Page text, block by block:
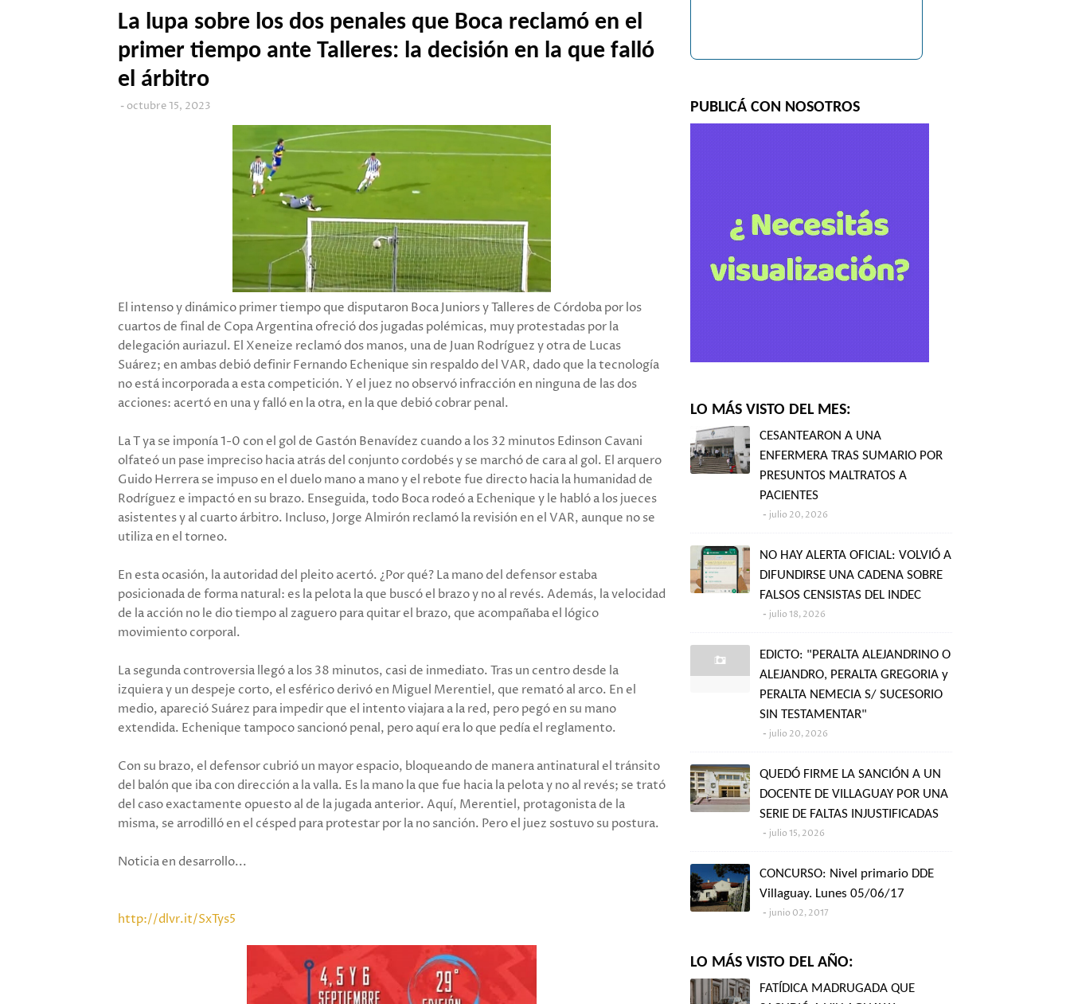
La lupa sobre los dos penales que Boca reclamó en el
primer tiempo ante Talleres: la decisión en la que falló
el árbitro
octubre 15, 2023
El intenso y dinámico primer tiempo que disputaron Boca Juniors y Talleres de Córdoba por los
cuartos de final de Copa Argentina ofreció dos jugadas polémicas, muy protestadas por la
delegación auriazul. El Xeneize reclamó dos manos, una de Juan Rodríguez y otra de Lucas
Suárez; en ambas debió definir Fernando Echenique sin respaldo del VAR, dado que la tecnología
no está incorporada a esta competición. Y el juez no observó infracción en ninguna de las dos
acciones: acertó en una y falló en la otra, en la que debió cobrar penal.
La T ya se imponía 1-0 con el gol de Gastón Benavídez cuando a los 32 minutos Edinson Cavani
olfateó un pase impreciso hacia atrás del conjunto cordobés y se marchó de cara al gol. El arquero
Guido Herrera se impuso en el duelo mano a mano y el rebote fue directo hacia la humanidad de
Rodríguez e impactó en su brazo. Enseguida, todo Boca rodeó a Echenique y le habló a los jueces
asistentes y al cuarto árbitro. Incluso, Jorge Almirón reclamó la revisión en el VAR, aunque no se
utiliza en el torneo.
En esta ocasión, la autoridad del pleito acertó. ¿Por qué? La mano del defensor estaba
posicionada de forma natural: es la pelota la que buscó el brazo y no al revés. Además, la velocidad
de la acción no le dio tiempo al zaguero para quitar el brazo, que acompañaba el lógico
movimiento corporal.
La segunda controversia llegó a los 38 minutos, casi de inmediato. Tras un centro desde la
izquiera y un despeje corto, el esférico derivó en Miguel Merentiel, que remató al arco. En el
medio, apareció Suárez para impedir que el intento viajara a la red, pero pegó en su mano
extendida. Echenique tampoco sancionó penal, pero aquí era lo que pedía el reglamento.
Con su brazo, el defensor cubrió un mayor espacio, bloqueando de manera antinatural el tránsito
del balón que iba con dirección a la valla. Es la mano la que fue hacia la pelota y no al revés; se trató
del caso exactamente opuesto al de la jugada anterior. Aquí, Merentiel, protagonista de la
misma, se arrodilló en el césped para protestar por la no sanción. Pero el juez sostuvo su postura.
Noticia en desarrollo...
http://dlvr.it/SxTys5
PUBLICÁ CON NOSOTROS
LO MÁS VISTO DEL MES:
CESANTEARON A UNA
ENFERMERA TRAS SUMARIO POR
PRESUNTOS MALTRATOS A
PACIENTES
julio 20, 2026
NO HAY ALERTA OFICIAL: VOLVIÓ A
DIFUNDIRSE UNA CADENA SOBRE
FALSOS CENSISTAS DEL INDEC
julio 18, 2026
EDICTO: "PERALTA ALEJANDRINO O
ALEJANDRO, PERALTA GREGORIA y
PERALTA NEMECIA S/ SUCESORIO
SIN TESTAMENTAR"
julio 20, 2026
QUEDÓ FIRME LA SANCIÓN A UN
DOCENTE DE VILLAGUAY POR UNA
SERIE DE FALTAS INJUSTIFICADAS
julio 15, 2026
CONCURSO: Nivel primario DDE
Villaguay. Lunes 05/06/17
junio 02, 2017
LO MÁS VISTO DEL AÑO:
FATÍDICA MADRUGADA QUE